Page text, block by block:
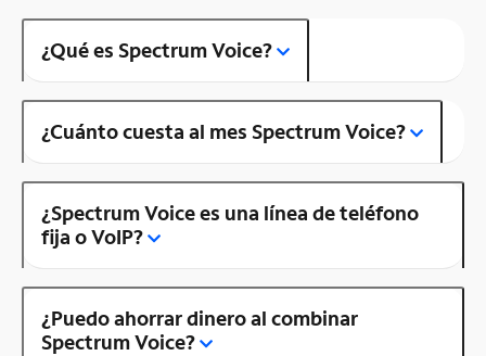
¿Qué es Spectrum Voice?
¿Cuánto cuesta al mes Spectrum Voice?
¿Spectrum Voice es una línea de teléfono
fija o VoIP?
¿Puedo ahorrar dinero al combinar
Spectrum Voice?